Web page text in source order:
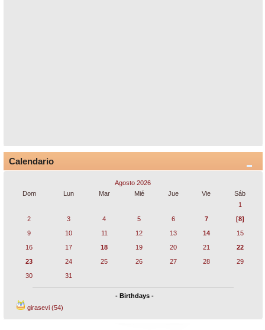
Calendario
Agosto 2026
Dom
Lun Mar Mié Jue Vie
Sáb
1
2
3 4 5 6 7
[8]
9
10 11 12 13 14
15
16
17 18 19 20 21
22
23
24 25 26 27 28
29
30
31
- Birthdays -
girasevi (54)